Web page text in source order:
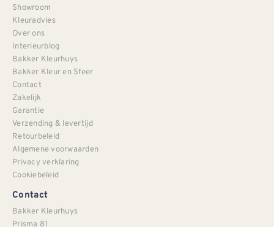
Showroom
Kleuradvies
Over ons
Interieurblog
Bakker Kleurhuys
Bakker Kleur en Sfeer
Contact
Zakelijk
Garantie
Verzending & levertijd
Retourbeleid
Algemene voorwaarden
Privacy verklaring
Cookiebeleid
Contact
Bakker Kleurhuys
Prisma 81